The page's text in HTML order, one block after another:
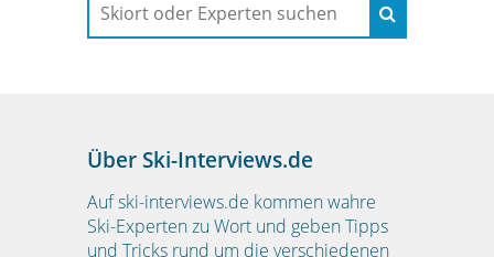
Über Ski-Interviews.de
Auf ski-interviews.de kommen wahre
Ski-Experten zu Wort und geben Tipps
und Tricks rund um die verschiedenen